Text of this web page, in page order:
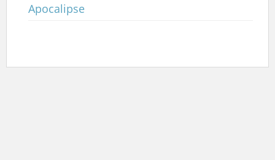
Apocalipse